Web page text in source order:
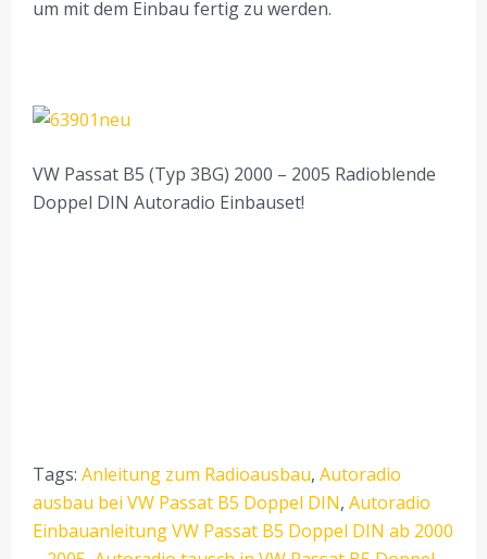
um mit dem Einbau fertig zu werden.
VW Passat B5 (Typ 3BG) 2000 – 2005 Radioblende
Doppel DIN Autoradio Einbauset!
Tags: Anleitung zum Radioausbau, Autoradio
ausbau bei VW Passat B5 Doppel DIN, Autoradio
Einbauanleitung VW Passat B5 Doppel DIN ab 2000